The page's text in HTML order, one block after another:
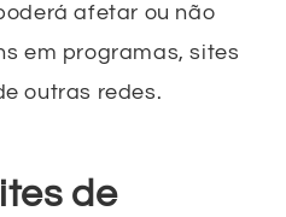
afetar ou não
em programas, sites
outras redes.
de